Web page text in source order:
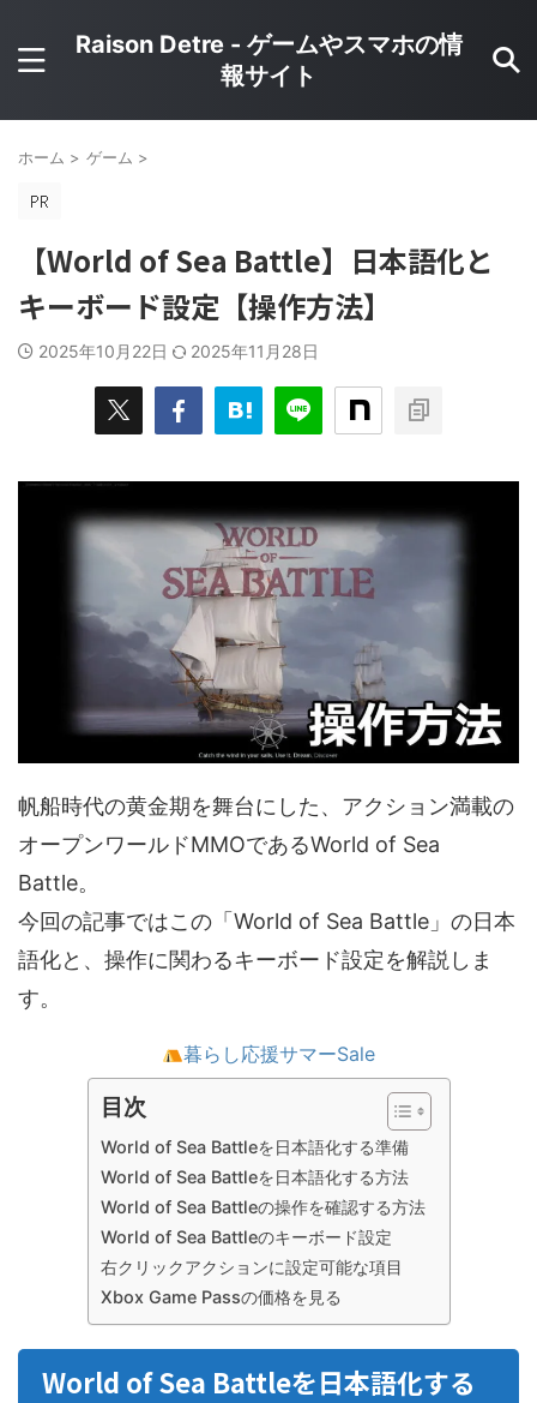
Raison Detre - ゲームやスマホの情
報サイト
ホーム > ゲーム >
【World of Sea Battle】日本語化と
キーボード設定【操作方法】
2025年10月22日 2025年11月28日
帆船時代の黄金期を舞台にした、アクション満載の
オープンワールドMMOであるWorld of Sea
Battle。
今回の記事ではこの「World of Sea Battle」の日本
語化と、操作に関わるキーボード設定を解説しま
す。
暮らし応援サマーSale
目次
World of Sea Battleを日本語化する準備
World of Sea Battleを日本語化する方法
World of Sea Battleの操作を確認する方法
World of Sea Battleのキーボード設定
右クリックアクションに設定可能な項目
Xbox Game Passの価格を見る
World of Sea Battleを日本語化する